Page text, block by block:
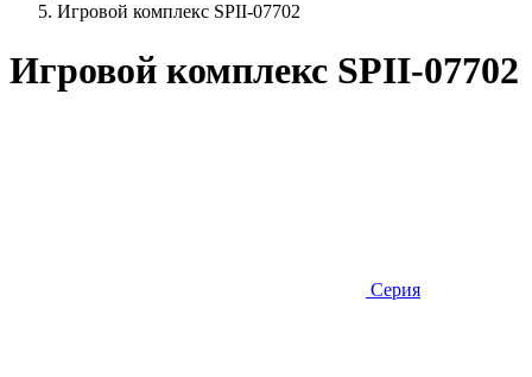
Игровой комплекс SPII-07702
Игровой комплекс SPII-07702
Серия